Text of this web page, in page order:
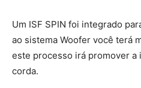
Um ISF SPIN foi integrado
ao sistema Woofer você terá
este processo irá promover a
corda.